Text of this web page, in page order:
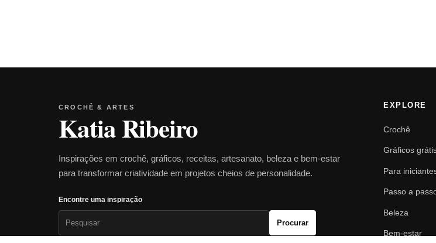
CROCHÊ & ARTES
Katia Ribeiro
Inspirações em crochê, gráficos, receitas, artesanato, beleza e bem-estar
para transformar criatividade em projetos cheios de personalidade.
Encontre uma inspiração
Procurar
EXPLORE
Crochê
Gráficos
Para
Passo a
Beleza
Bem-estar